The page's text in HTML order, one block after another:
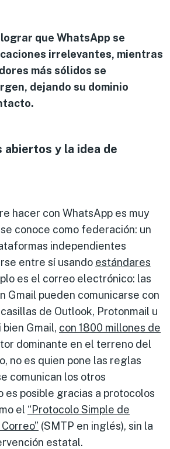
que WhatsApp se
irrelevantes, mientras
más sólidos se
dejando su dominio
abiertos y la idea de
hacer con WhatsApp es muy
conoce como federación: un
independientes
entre sí usando estándares
es el correo electrónico: las
Gmail pueden comunicarse con
de Outlook, Protonmail u
Gmail, con 1800 millones de
dominante en el terreno del
no es quien pone las reglas
comunican los otros
es posible gracias a protocolos
el “Protocolo Simple de
(SMTP en inglés), sin la
estatal.